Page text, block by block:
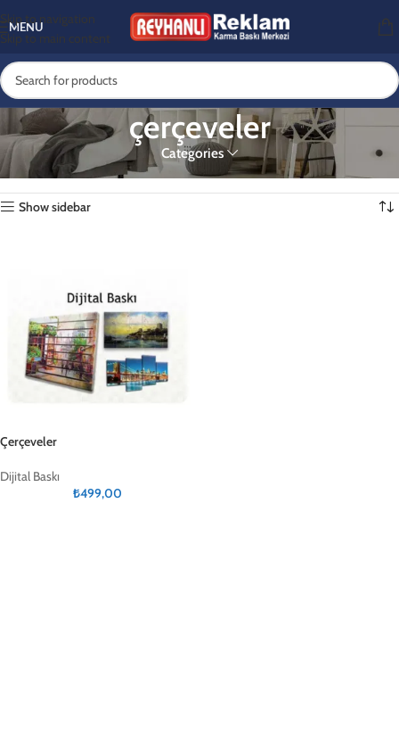
Skip to navigation
Skip to main content
MENU
çerçeveler
Categories
Ana Sayfa Ürünler “çerçeveler” olarak etiketlendi Tek bir sonuç gösteriliyor
Show sidebar
Çerçeveler
Dijital Baskı
₺499,00